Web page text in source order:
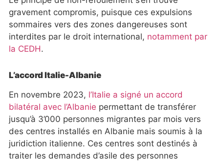
gravement compromis, puisque ces expulsions
sommaires vers des zones dangereuses sont
interdites par le droit international, notamment par
la CEDH.
L’accord Italie-Albanie
En novembre 2023, l’Italie a signé un accord
bilatéral avec l’Albanie permettant de transférer
jusqu’à 3’000 personnes migrantes par mois vers
des centres installés en Albanie mais soumis à la
juridiction italienne. Ces centres sont destinés à
traiter les demandes d’asile des personnes